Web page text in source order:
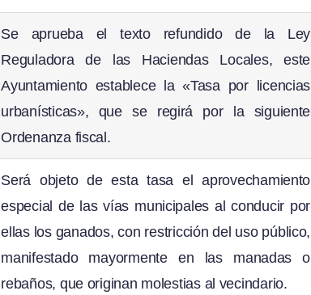
Se aprueba el texto refundido de la Ley
Reguladora de las Haciendas Locales, este
Ayuntamiento establece la «Tasa por licencias
urbanísticas», que se regirá por la siguiente
Ordenanza fiscal.
Será objeto de esta tasa el aprovechamiento
especial de las vías municipales al conducir por
ellas los ganados, con restricción del uso público,
manifestado mayormente en las manadas o
rebaños, que originan molestias al vecindario.